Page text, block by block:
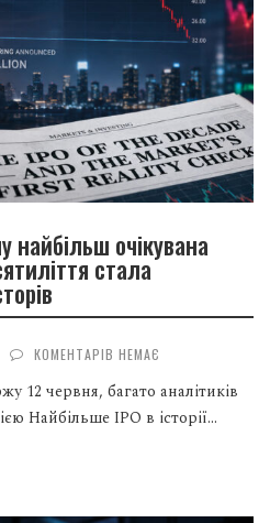
найбільш очікувана
стала
КОМЕНТАРІВ НЕМАЄ
12 червня, багато аналітиків
Найбільше IPO в історії...